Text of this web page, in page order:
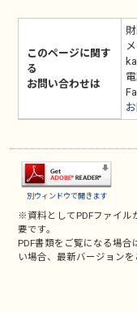
このページに関す
る
お問い合わせは
別ウィンドウで開きます
※資料としてPDFファイル
要です。
PDF書類をご覧になる場合
い場合、最新バージョンを